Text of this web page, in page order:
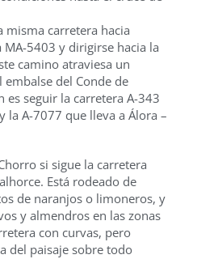
misma carretera hacia
5403 y dirigirse hacia la
camino atraviesa un
del Conde de
es seguir la carretera A-343
la A-7077 que lleva a Álora –
si sigue la carretera
Está rodeado de
de naranjos o limoneros, y
y almendros en las zonas
con curvas, pero
del paisaje sobre todo